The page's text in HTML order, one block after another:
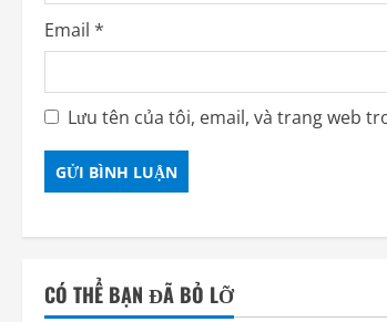
Email *
Lưu tên của tôi, email, và trang web
CÓ THỂ BẠN ĐÃ BỎ LỠ